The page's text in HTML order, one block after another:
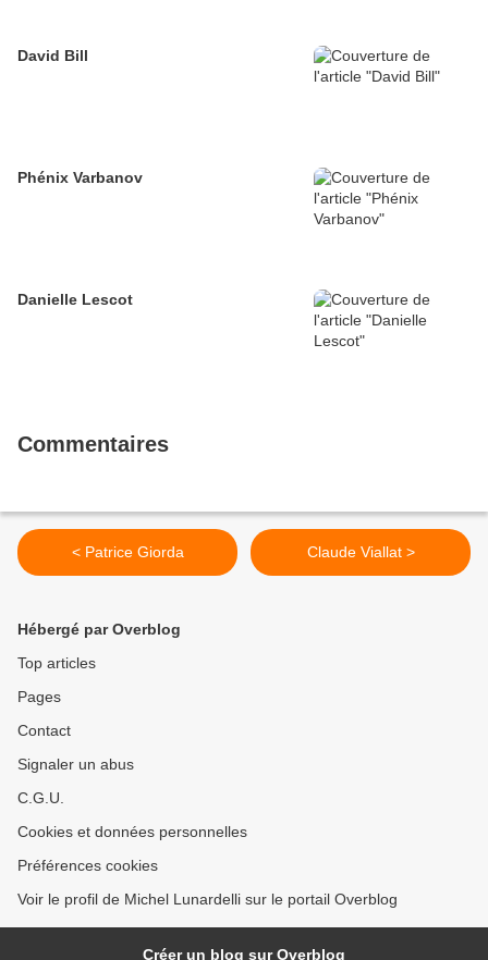
David Bill
Phénix Varbanov
Danielle Lescot
Commentaires
< Patrice Giorda Claude Viallat >
Hébergé par Overblog
Top articles
Pages
Contact
Signaler un abus
C.G.U.
Cookies et données personnelles
Préférences cookies
Voir le profil de Michel Lunardelli sur le portail Overblog
Créer un blog sur Overblog